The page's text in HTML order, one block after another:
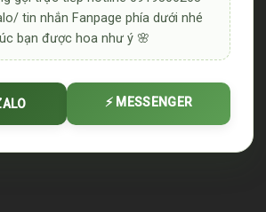
tin nhắn Fanpage phía dưới nhé
bạn được hoa như ý 🌸
⚡ MESSENGER